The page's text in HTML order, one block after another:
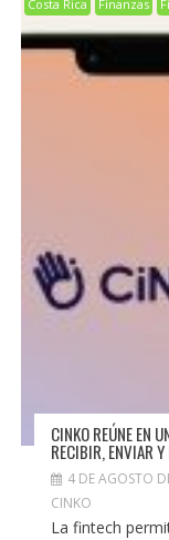
Costa Rica Finanzas
CINKO REÚNE EN
RECIBIR, ENVIAR
4 DE AGOSTO
CINKO
La fintech